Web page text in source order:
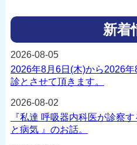
新着
2026年8月6日(木)から2026
診とさせて頂きます。
2026-08-05
『私達 呼吸器内科医が診察
と病気 』のお話。
2026-08-02